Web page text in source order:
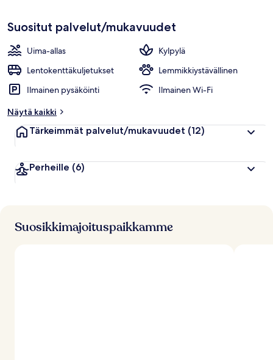
Suositut palvelut/mukavuudet
Uima-allas
Kylpylä
Lentokenttäkuljetukset
Lemmikkiystävällinen
Ilmainen pysäköinti
Ilmainen Wi-Fi
Näytä kaikki
Tärkeimmät palvelut/mukavuudet (12)
Perheille (6)
Suosikkimajoituspaikkamme